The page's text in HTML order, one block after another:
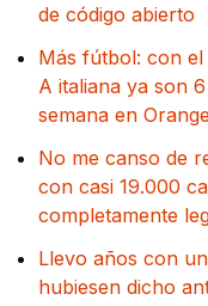
de código abierto
Más fútbol: con
A italiana ya son
semana en
No me canso de
con casi 19.000
completamente
Llevo años con
hubiesen dicho